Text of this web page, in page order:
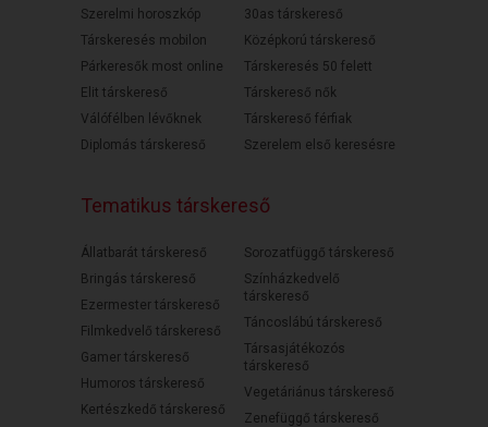
Szerelmi horoszkóp
Társkeresés mobilon
Párkeresők most online
Elit társkereső
Válófélben lévőknek
Diplomás társkereső
30as társkereső
Középkorú társkereső
Társkeresés 50 felett
Társkereső nők
Társkereső férfiak
Szerelem első keresésre
Tematikus társkereső
Állatbarát társkereső
Bringás társkereső
Ezermester társkereső
Filmkedvelő társkereső
Gamer társkereső
Humoros társkereső
Kertészkedő társkereső
Sorozatfüggő társkereső
Színházkedvelő
társkereső
Táncoslábú társkereső
Társasjátékozós
társkereső
Vegetáriánus társkereső
Zenefüggő társkereső